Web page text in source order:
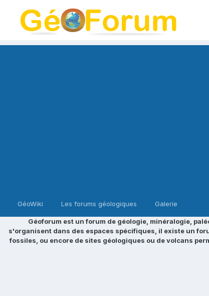
GéoWiki Les forums géologiques Galerie
Géoforum est un forum de géologie, minéralogie,
s'organisent dans des espaces spécifiques, il existe un
fossiles, ou encore de sites géologiques ou de volcans